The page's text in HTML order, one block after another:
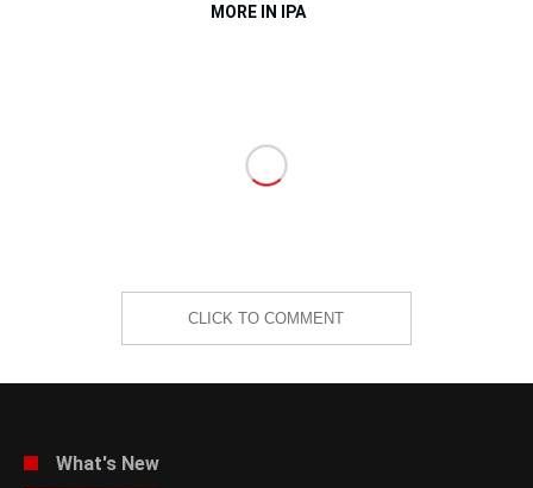
MORE IN IPA
CLICK TO COMMENT
What's New